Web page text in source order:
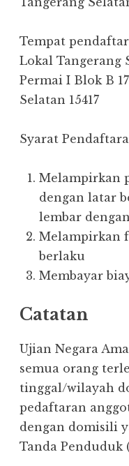
Tempat
Lokal Tangerang
Permai I Blok B
Selatan 15417
Syarat
Melampirkan
dengan latar
lembar
Melampirkan
berlaku
Membayar
Catatan
Ujian Negara
semua orang
tinggal/wilayah
pedaftaran
dengan domisili
Tanda Penduduk